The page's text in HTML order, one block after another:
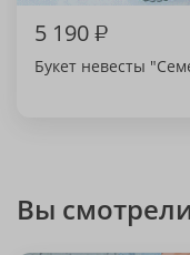
5 190₽
Букет невесты
Вы